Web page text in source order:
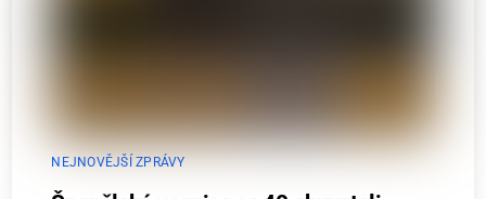
NEJNOVĚJŠÍ ZPRÁVY